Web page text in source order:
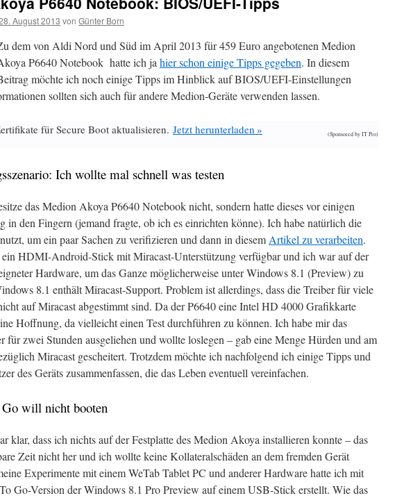
August 2013 von Günter Born
dem von Aldi Nord und Süd im April 2013 für 459 Euro angebotenen Medion
P6640 Notebook hatte ich ja hier schon einige Tipps gegeben. In diesem
möchte ich noch einige Tipps im Hinblick auf BIOS/UEFI-Einstellungen
sollten sich auch für andere Medion-Geräte verwenden lassen.
für Secure Boot aktualisieren. Jetzt herunterladen » (Sponsored by IT Pro)
Ich wollte mal schnell was testen
das Medion Akoya P6640 Notebook nicht, sondern hatte dieses vor einigen
in den Fingern (jemand fragte, ob ich es einrichten könne). Ich habe natürlich die
um ein paar Sachen zu verifizieren und dann in diesem Artikel zu verarbeiten.
HDMI-Android-Stick mit Miracast-Unterstützung verfügbar und ich war auf der
Hardware, um das Ganze möglicherweise unter Windows 8.1 (Preview) zu
8.1 enthält Miracast-Support. Problem ist allerdings, dass die Treiber für viele
auf Miracast abgestimmt sind. Da der P6640 eine Intel HD 4000 Grafikkarte
Hoffnung, da vielleicht einen Test durchführen zu können. Ich habe mir das
für zwei Stunden ausgeliehen und wollte loslegen – gab eine Menge Hürden und am
Miracast gescheitert. Trotzdem möchte ich nachfolgend ich einige Tipps und
des Geräts zusammenfassen, die das Leben eventuell vereinfachen.
will nicht booten
klar, dass ich nichts auf der Festplatte des Medion Akoya installieren konnte – das
Zeit nicht her und ich wollte keine Kollateralschäden an dem fremden Gerät
Experimente mit einem WeTab Tablet PC und anderer Hardware hatte ich mit
Go-Version der Windows 8.1 Pro Preview auf einem USB-Stick erstellt. Wie das